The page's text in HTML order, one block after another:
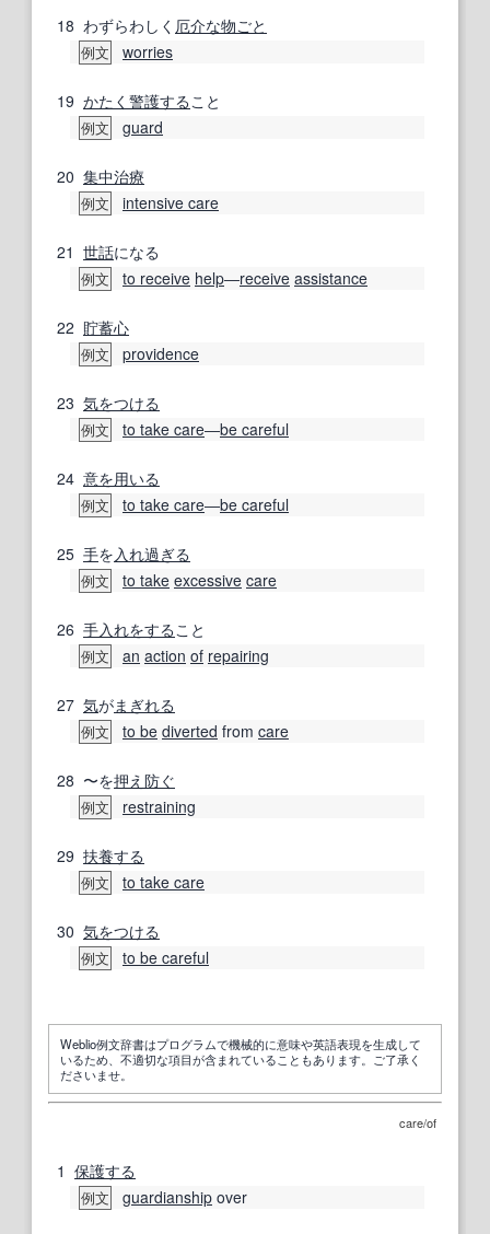
18 わずらわしく 厄介な物ごと
例文 worries
19 かたく 警護すること
例文 guard
20 集中治療
例文 intensive care
21 世話になる
例文 to receive help―receive assistance
22 貯蓄心
例文 providence
23 気をつける
例文 to take care―be careful
24 意を用いる
例文 to take care―be careful
25 手を入れ過ぎる
例文 to take excessive care
26 手入れをすること
例文 an action of repairing
27 気がまぎれる
例文 to be diverted from care
28 〜を押え 防ぐ
例文 restraining
29 扶養する
例文 to take care
30 気をつける
例文 to be careful
Weblio例文辞書はプログラムで機械的に意味や英語表現を生成して
いるため、不適切な項目が含まれていることもあります。ご了承く
ださいませ。
care/of
1 保護する
例文 guardianship over